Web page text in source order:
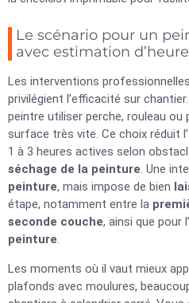
Le scénario pour un
avec estimation
Les interventions
privilégient l’efficacité sur
peintre utiliser perche, rouleau
surface très vite. Ce choix réduit l’
1 à 3 heures actives selon
séchage de la peinture. Une
peinture, mais impose de bien
étape, notamment entre la
seconde couche, ainsi que pour
peinture.
Les moments où il vaut mieux
plafonds avec moulures,